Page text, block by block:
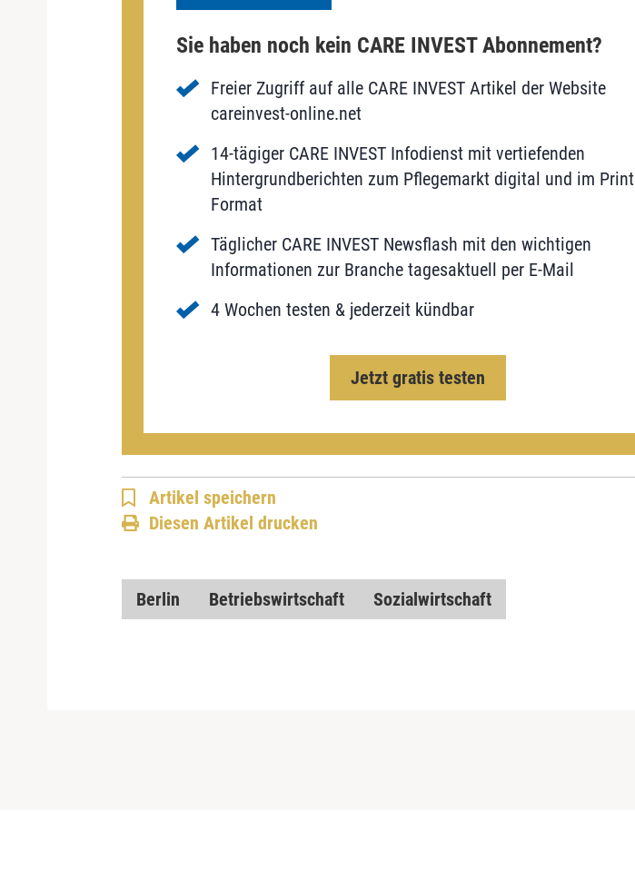
Sie haben noch kein CARE INVEST Abonnement?
Freier Zugriff auf alle CARE INVEST Artikel der Website
careinvest-online.net
14-tägiger CARE INVEST Infodienst mit vertiefenden
Hintergrundberichten zum Pflegemarkt digital und im Print
Format
Täglicher CARE INVEST Newsflash mit den wichtigen
Informationen zur Branche tagesaktuell per E-Mail
4 Wochen testen & jederzeit kündbar
Jetzt gratis testen
Artikel speichern
Diesen Artikel drucken
Berlin Betriebswirtschaft Sozialwirtschaft